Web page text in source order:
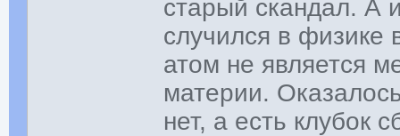
старый скандал. А
случился в физике
атом не является
материи.
нет, а есть клубок